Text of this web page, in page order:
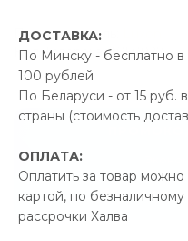
ДОСТАВКА:
По Минску - бесплатно в
100 рублей
По Беларуси - от 15 руб.
страны (стоимость
ОПЛАТА:
Оплатить за товар
картой, по
рассрочки Халва
Производитель:
Код Товара: aqt050927
Позвонить